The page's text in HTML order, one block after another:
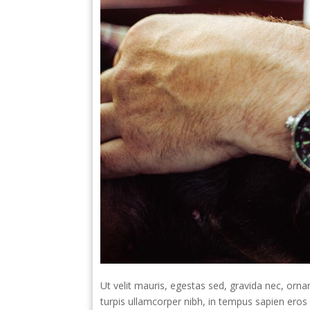
Ut velit mauris, egestas sed, gravida nec,
turpis ullamcorper nibh, in tempus sapien